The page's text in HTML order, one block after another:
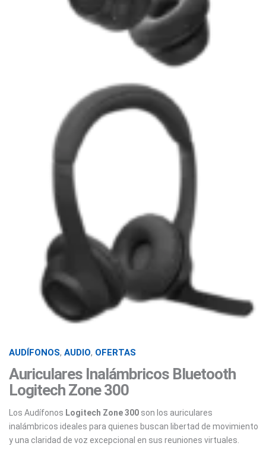
AUDÍFONOS, AUDIO, OFERTAS
Auriculares Inalámbricos Bluetooth
Logitech Zone 300
Los Audífonos Logitech Zone 300 son los auriculares
inalámbricos ideales para quienes buscan libertad de movimiento
y una claridad de voz excepcional en sus reuniones virtuales.